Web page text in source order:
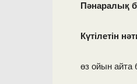
Пәнаралық
Күтілетін
өз ойын айта